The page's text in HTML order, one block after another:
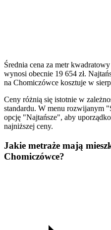
Średnia cena za metr
wynosi obecnie 19 654 zł.
na Chomiczówce kosztuje w
Ceny różnią się istotnie w
standardu. W menu rozwijanym
opcję "Najtańsze", aby
najniższej ceny.
Jakie metraże mają
Chomiczówce?